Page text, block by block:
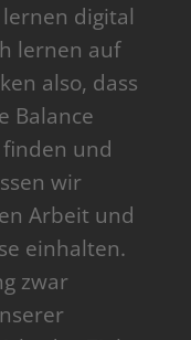
digital
lernen auf
also, dass
Balance
und
wir
Arbeit und
einhalten.
zwar